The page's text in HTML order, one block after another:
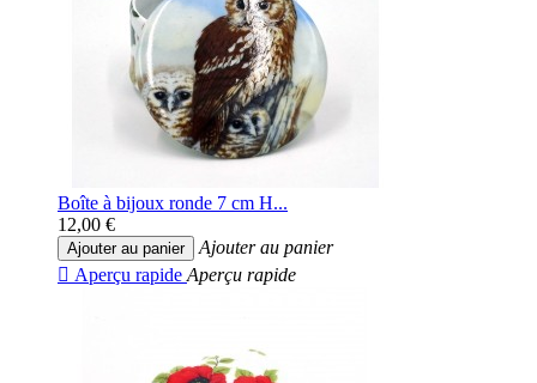
Boîte à bijoux ronde 7 cm H...
12,00 €
Ajouter au panier
Ajouter au panier
 Aperçu rapide Aperçu rapide